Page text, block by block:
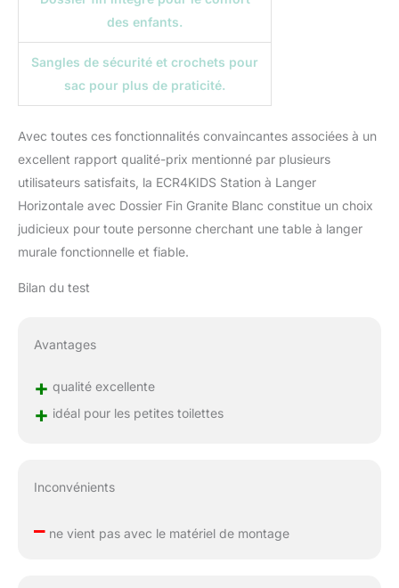
des enfants.
Sangles de sécurité et crochets pour
sac pour plus de praticité.
Avec toutes ces fonctionnalités convaincantes associées à un
excellent rapport qualité-prix mentionné par plusieurs
utilisateurs satisfaits, la ECR4KIDS Station à Langer
Horizontale avec Dossier Fin Granite Blanc constitue un choix
judicieux pour toute personne cherchant une table à langer
murale fonctionnelle et fiable.
Bilan du test
Avantages
+ qualité excellente
+ idéal pour les petites toilettes
Inconvénients
–ne vient pas avec le matériel de montage